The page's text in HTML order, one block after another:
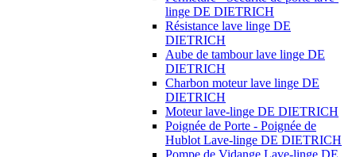
linge DE DIETRICH
Résistance lave linge DE
DIETRICH
Aube de tambour lave linge DE
DIETRICH
Charbon moteur lave linge DE
DIETRICH
Moteur lave-linge DE DIETRICH
Poignée de Porte - Poignée de
Hublot Lave-linge DE DIETRICH
Pompe de Vidange Lave-linge DE